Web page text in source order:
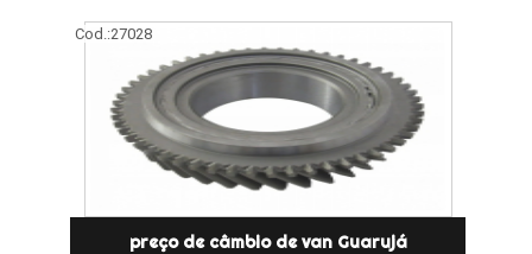
Cod.:27028
preço de câmbio de van Guarujá